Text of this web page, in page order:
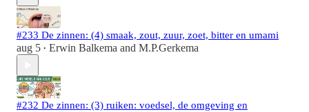
#233 De zinnen: (4) smaak, zout, zuur, zoet, bitter en umami
aug 5 • Erwin Balkema and M.P.Gerkema
#232 De zinnen: (3) ruiken: voedsel, de omgeving en